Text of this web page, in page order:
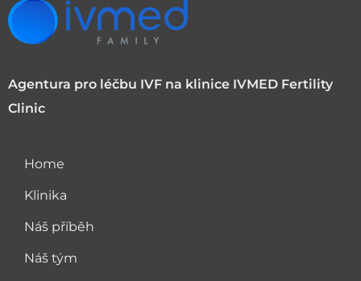
Agentura pro léčbu IVF na klinice IVMED Fertility
Clinic
Home
Klinika
Náš příběh
Náš tým